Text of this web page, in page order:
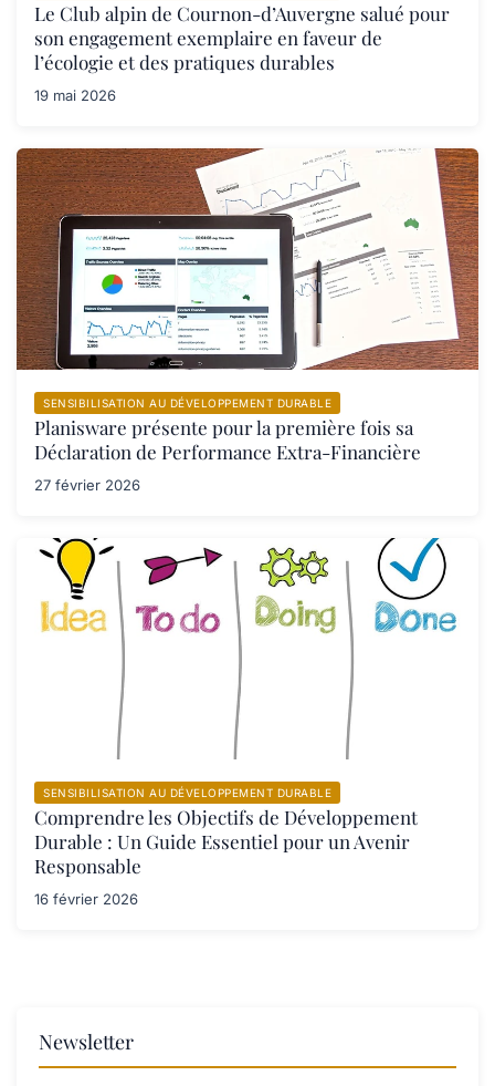
Le Club alpin de Cournon-d’Auvergne salué pour
son engagement exemplaire en faveur de
l’écologie et des pratiques durables
19 mai 2026
SENSIBILISATION AU DÉVELOPPEMENT DURABLE
Planisware présente pour la première fois sa
Déclaration de Performance Extra-Financière
27 février 2026
SENSIBILISATION AU DÉVELOPPEMENT DURABLE
Comprendre les Objectifs de Développement
Durable : Un Guide Essentiel pour un Avenir
Responsable
16 février 2026
Newsletter